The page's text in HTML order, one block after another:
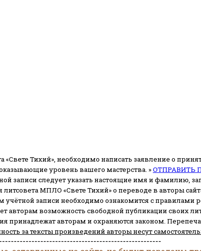
Тихий», необходимо написать заявление о
уровень вашего мастерства. »ОТПРАВИТЬ
записи следует указать настоящие имя и фамилию,
МПЛО «Свете Тихий» о переводе в авторы
учётной записи необходимо ознакомится с правилами
авторам возможность свободной публикации своих
принадлежат авторам и охраняются законом.
за тексты произведений авторы несут